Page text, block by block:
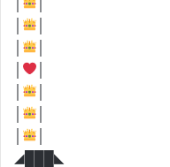
◢███◣